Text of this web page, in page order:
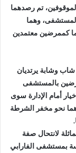
تم رصدهما
المستشفى، وهما
كممرضين معتمدين
وشابة يرتديان
بالمستشفى
أمام الإدارة سوى
نحو مخفر الشرطة
لانتحال صفة
بمستشفى الفارابي